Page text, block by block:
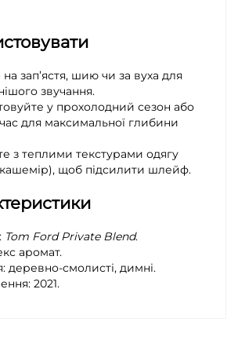
зап’ястя, шию чи за вуха для
звучання.
у прохолодний сезон або
час для максимальної глибини
з теплими текстурами одягу
щоб підсилити шлейф.
Tom Ford Private Blend.
аромат.
деревно-смолисті, димні.
2021.